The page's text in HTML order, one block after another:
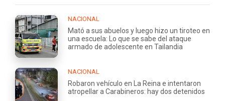
NACIONAL
Mató a sus abuelos y luego hizo un tiroteo en
una escuela: Lo que se sabe del ataque
armado de adolescente en Tailandia
NACIONAL
Robaron vehículo en La Reina e intentaron
atropellar a Carabineros: hay dos detenidos